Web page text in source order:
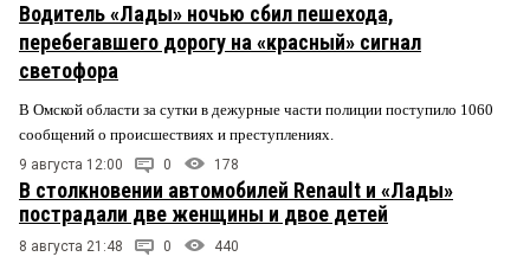
Водитель «Лады» ночью сбил пешехода,
перебегавшего дорогу на «красный» сигнал
светофора
В Омской области за сутки в дежурные части полиции поступило 1060
сообщений о происшествиях и преступлениях.
9 августа 12:00 0 178
В столкновении автомобилей Renault и «Лады»
пострадали две женщины и двое детей
8 августа 21:48 0 440